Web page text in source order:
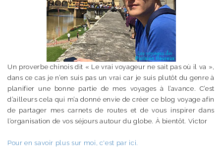
Un proverbe chinois dit « Le vrai voyageur ne sait pas où il va »,
dans ce cas je n’en suis pas un vrai car je suis plutôt du genre à
planifier une bonne partie de mes voyages à l’avance. C’est
d’ailleurs cela qui m’a donné envie de créer ce blog voyage afin
de partager mes carnets de routes et de vous inspirer dans
l’organisation de vos séjours autour du globe. À bientôt. Victor
Pour en savoir plus sur moi, c'est par ici.